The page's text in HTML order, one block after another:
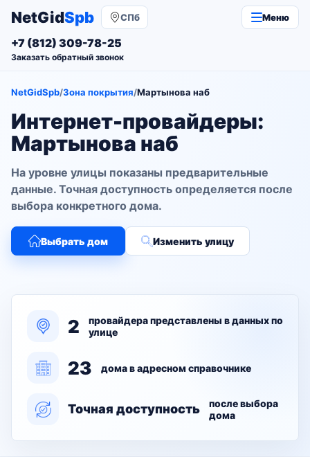
NetGidSpb СПб Меню
+7 (812) 309-78-25
Заказать обратный звонок
NetGidSpb/Зона покрытия/Мартынова наб
Интернет-провайдеры:
Мартынова наб
На уровне улицы показаны предварительные
данные. Точная доступность определяется после
выбора конкретного дома.
Выбрать дом Изменить улицу
2
провайдера представлены в данных по
улице
23 дома в адресном справочнике
Точная доступность
после выбора
дома